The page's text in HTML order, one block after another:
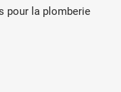
pour la plomberie